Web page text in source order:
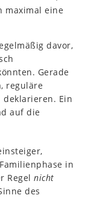
maximal eine
davor,
Gerade
reguläre
deklarieren. Ein
auf die
in
Regel nicht
des